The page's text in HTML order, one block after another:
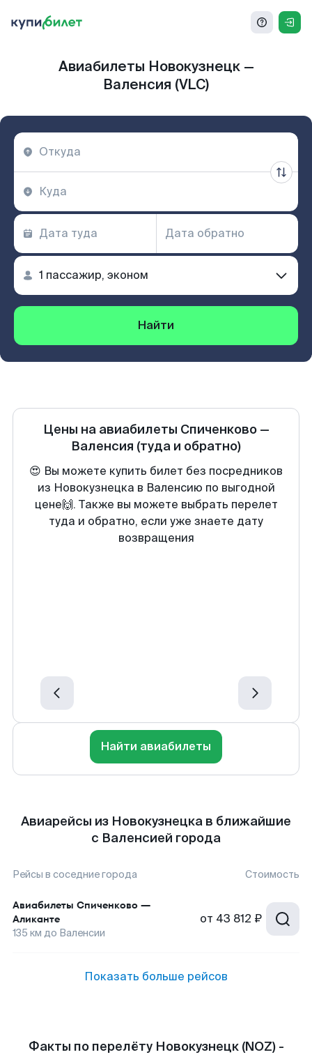
Авиабилеты Новокузнецк —
Валенсия (VLC)
Найти
Цены на авиабилеты Спиченково—
Валенсия (туда и обратно)
😍 Вы можете купить билет без посредников
из Новокузнецка в Валенсию по выгодной
цене🙌. Также вы можете выбрать перелет
туда и обратно, если уже знаете дату
возвращения
Найти авиабилеты
Авиарейсы из Новокузнецка в ближайшие
с Валенсией города
Рейсы в соседние города Стоимость
Авиабилеты Спиченково —
Аликанте
135 км до Валенсии
от 43 812 ₽
Показать больше рейсов
Факты по перелёту Новокузнецк (NOZ) -